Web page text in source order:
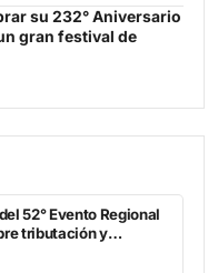
su 232° Aniversario
gran festival de
52° Evento Regional
tributación y